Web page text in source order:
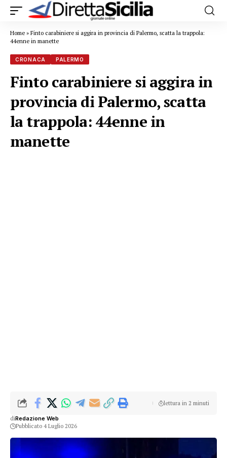
Home » Finto carabiniere si aggira in provincia di Palermo, scatta la trappola:
44enne in manette
CRONACA PALERMO
Finto carabiniere si aggira in
provincia di Palermo, scatta
la trappola: 44enne in
manette
diRedazione Web
Pubblicato 4 Luglio 2026
lettura in 2 minuti